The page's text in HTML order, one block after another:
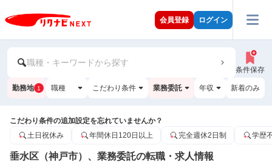
会員登録 ログイン
職種・キーワードから探す
条件保存
勤務地 1 職種 こだわり条件 業務委託 年収 新着のみ
こだわり条件の追加設定を忘れていませんか？
土日祝休み
年間休日120日以上 完全週休2日制 学歴
垂水区（神戸市）、業務委託の転職・求人情報